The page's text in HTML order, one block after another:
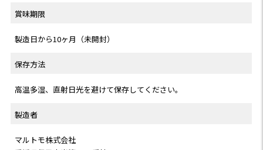
賞味期限
製造日から10ヶ月（未開封）
保存方法
高温多湿、直射日光を避けて保存してください。
製造者
マルトモ株式会社